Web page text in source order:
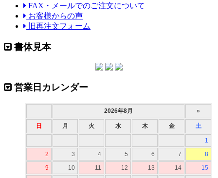
FAX・メールでのご注文について
お客様からの声
旧再注文フォーム
書体見本
営業日カレンダー